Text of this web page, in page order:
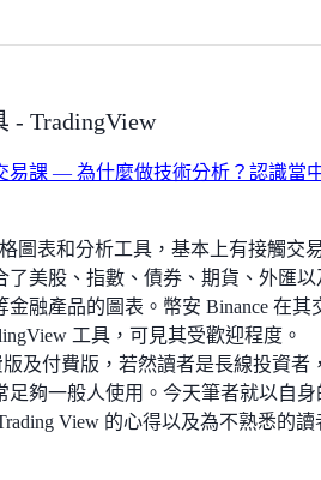
- TradingView
易課 — 為什麼做技術分析？認識當
圖表和分析工具，基本上有接觸交
了美股、指數、債券、期貨、外匯以
融產品的圖表。幣安 Binance 在其
工具，可見其受歡迎程度。
版及付費版，若然讀者是長線投資者
足夠一般人使用。今天筆者就以自身
View 的心得以及為不熟悉的讀